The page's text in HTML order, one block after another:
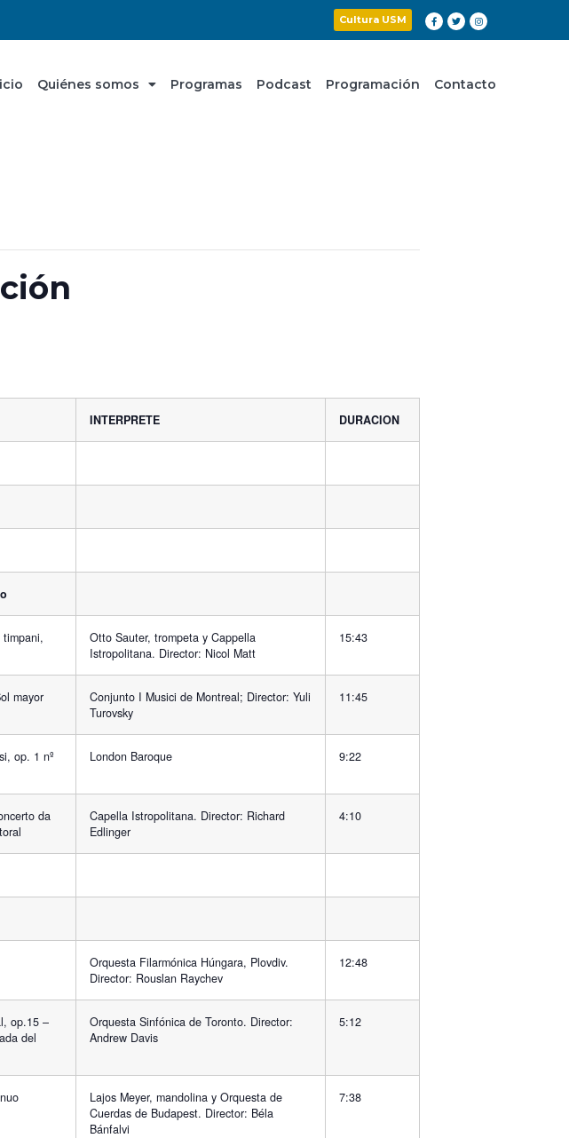
Cultura USM
Quiénes somos Programas Podcast Programación Contacto
INTERPRETE DURACION
Otto Sauter, trompeta y Cappella
Istropolitana. Director: Nicol Matt
15:43
mayor
Conjunto I Musici de Montreal; Director: Yuli
Turovsky
11:45
op. 1 nº
London Baroque 9:22
da
Capella Istropolitana. Director: Richard
Edlinger
4:10
Orquesta Filarmónica Húngara, Plovdiv.
Director: Rouslan Raychev
12:48
op.15 –
del
Orquesta Sinfónica de Toronto. Director:
Andrew Davis
5:12
Lajos Meyer, mandolina y Orquesta de
Cuerdas de Budapest. Director: Béla
Bánfalvi
7:38